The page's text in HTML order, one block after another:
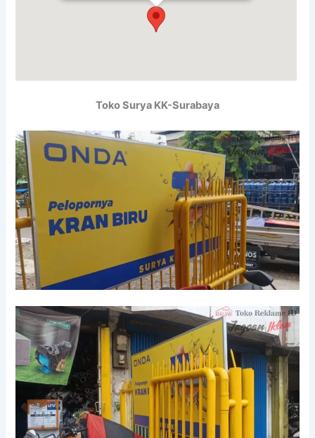
Toko Surya KK-Surabaya